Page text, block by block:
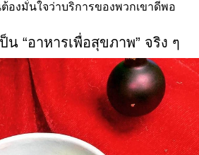
องมั่นใจว่าบริการของพวกเขาดีพอ
น “อาหารเพื่อสุขภาพ” จริง ๆ